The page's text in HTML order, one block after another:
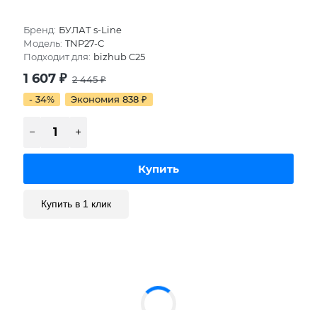
Бренд: БУЛАТ s-Line
Модель: TNP27-C
Подходит для: bizhub C25
1 607 ₽ 2 445₽
- 34%
Экономия 838 ₽
Купить в 1 клик